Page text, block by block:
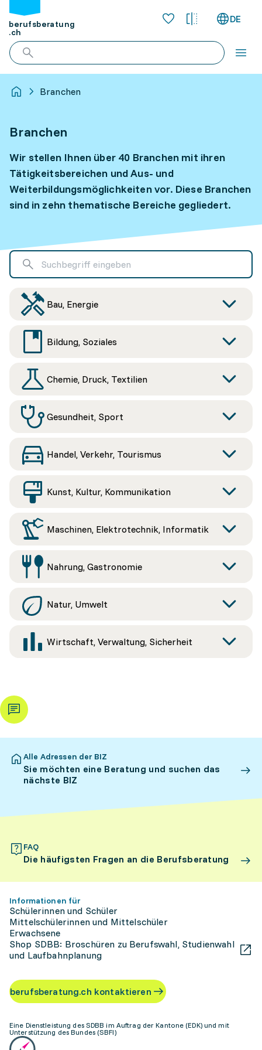
berufsberatung
.ch
DE
Branchen
Branchen
Wir stellen Ihnen über 40 Branchen mit ihren
Tätigkeitsbereichen und Aus- und
Weiterbildungsmöglichkeiten vor. Diese Branchen
sind in zehn thematische Bereiche gegliedert.
Bau, Energie
Bildung, Soziales
Chemie, Druck, Textilien
Gesundheit, Sport
Handel, Verkehr, Tourismus
Kunst, Kultur, Kommunikation
Maschinen, Elektrotechnik, Informatik
Nahrung, Gastronomie
Natur, Umwelt
Wirtschaft, Verwaltung, Sicherheit
Alle Adressen der BIZ
Sie möchten eine Beratung und suchen das
nächste BIZ
FAQ
Die häufigsten Fragen an die Berufsberatung
Informationen für
Schülerinnen und Schüler
Mittelschülerinnen und Mittelschüler
Erwachsene
Shop SDBB: Broschüren zu Berufswahl, Studienwahl
und Laufbahnplanung
berufsberatung.ch kontaktieren
Eine Dienstleistung des SDBB im Auftrag der Kantone (EDK) und mit
Unterstützung des Bundes (SBFI)